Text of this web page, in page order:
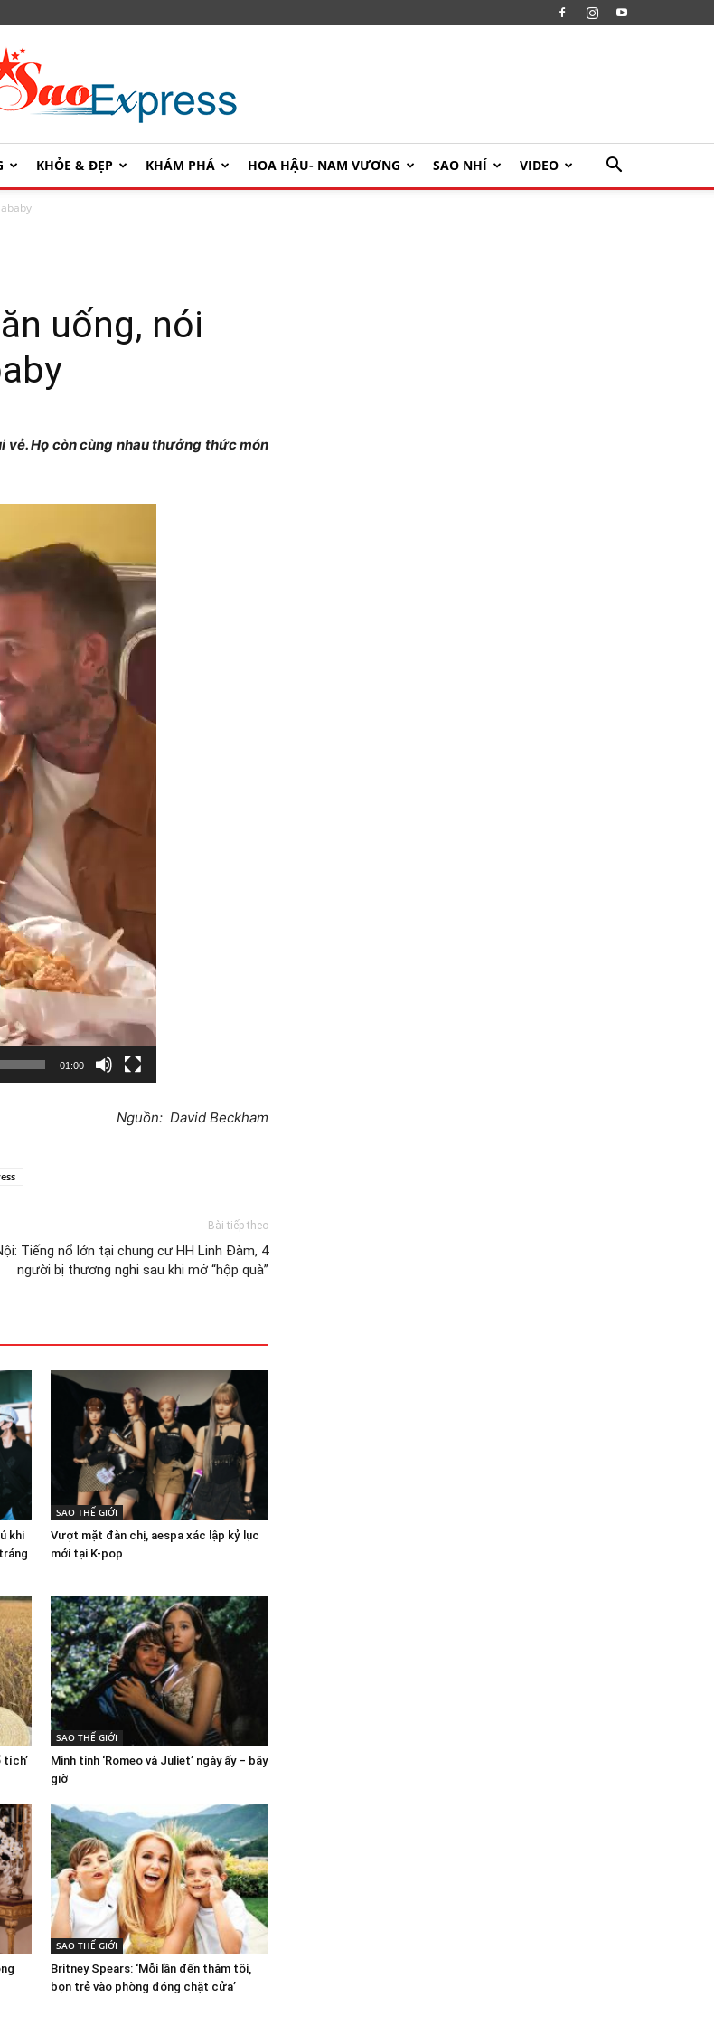
SaoExpress
KHỎE & ĐẸP KHÁM PHÁ HOA HẬU- NAM VƯƠNG SAO NHÍ VIDEO
uống, nói
vẻ. Họ còn cùng nhau thưởng thức món
01:00
Nguồn: David Beckham
Bài tiếp theo
Tiếng nổ lớn tại chung cư HH Linh Đàm, 4
người bị thương nghi sau khi mở “hộp quà”
khi
SAO THẾ GIỚI
Vượt mặt đàn chị, aespa xác lập kỷ lục
mới tại K-pop
SAO THẾ GIỚI
Minh tinh ‘Romeo và Juliet’ ngày ấy – bây
giờ
SAO THẾ GIỚI
Britney Spears: ‘Mỗi lần đến thăm tôi,
bọn trẻ vào phòng đóng chặt cửa’